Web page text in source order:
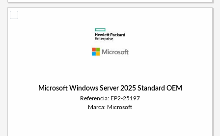
Microsoft Windows Server 2025 Standard OEM
Referencia: EP2-25197
Marca: Microsoft